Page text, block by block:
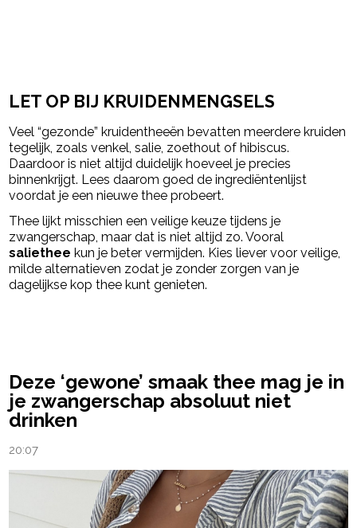
LET OP BIJ KRUIDENMENGSELS
Veel “gezonde” kruidentheeën bevatten meerdere kruiden
tegelijk, zoals venkel, salie, zoethout of hibiscus.
Daardoor is niet altijd duidelijk hoeveel je precies
binnenkrijgt. Lees daarom goed de ingrediëntenlijst
voordat je een nieuwe thee probeert.
Thee lijkt misschien een veilige keuze tijdens je
zwangerschap, maar dat is niet altijd zo. Vooral
saliethee kun je beter vermijden. Kies liever voor veilige,
milde alternatieven zodat je zonder zorgen van je
dagelijkse kop thee kunt genieten.
Deze ‘gewone’ smaak thee mag je in
je zwangerschap absoluut niet
drinken
20:07